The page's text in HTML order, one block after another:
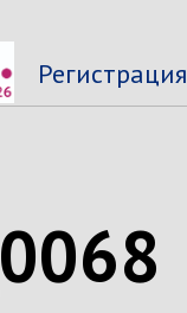
Регистрация